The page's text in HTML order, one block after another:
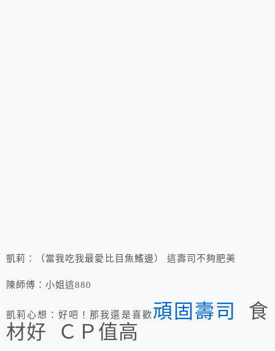
凱莉：（當我吃我最愛比目魚鰭邊） 這壽司不夠肥美
陳師傅：小姐這880
凱莉心想：好吧！那我還是喜歡頑固壽司
食
材好 ＣＰ值高